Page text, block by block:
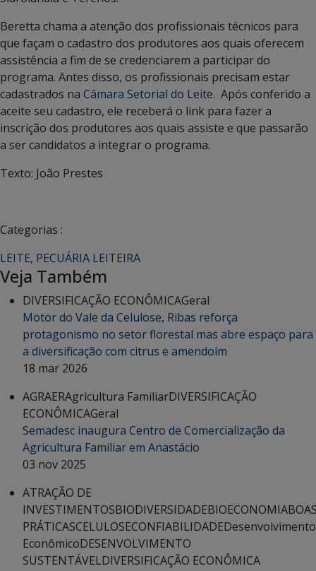
Beretta chama a atenção dos profissionais técnicos para
que façam o cadastro dos produtores aos quais oferecem
assistência a fim de se credenciarem a participar do
programa. Antes disso, os profissionais precisam estar
cadastrados na Câmara Setorial do Leite. Após conferido a
aceite seu cadastro, ele receberá o link para fazer a
inscrição dos produtores aos quais assiste e que passarão
a ser candidatos a integrar o programa.
Texto: João Prestes
Categorias :
LEITE, PECUÁRIA LEITEIRA
Veja Também
DIVERSIFICAÇÃO ECONÔMICAGeral
Motor do Vale da Celulose, Ribas reforça
protagonismo no setor florestal mas abre espaço para
a diversificação com citrus e amendoim
18 mar 2026
AGRAERAgricultura FamiliarDIVERSIFICAÇÃO
ECONÔMICAGeral
Semadesc inaugura Centro de Comercialização da
Agricultura Familiar em Anastácio
03 nov 2025
ATRAÇÃO DE
INVESTIMENTOSBIODIVERSIDADEBIOECONOMIA
PRÁTICASCELULOSECONFIABILIDADEDesenvolvimento
EconômicoDESENVOLVIMENTO
SUSTENTÁVELDIVERSIFICAÇÃO ECONÔMICA